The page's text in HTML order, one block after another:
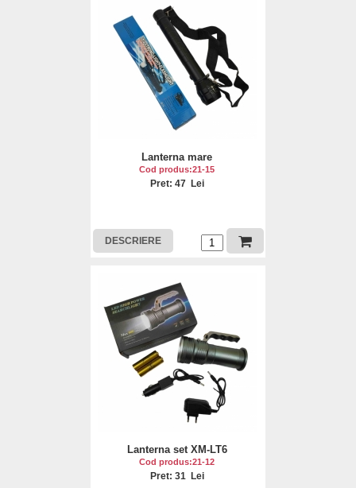
Lanterna mare
Cod produs:21-15
Pret: 47 Lei
DESCRIERE
Lanterna set XM-LT6
Cod produs:21-12
Pret: 31 Lei